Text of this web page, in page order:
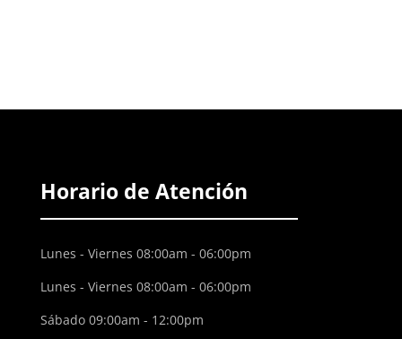
Horario de Atención
Lunes - Viernes 08:00am - 06:00pm
Lunes - Viernes 08:00am - 06:00pm
Sábado 09:00am - 12:00pm